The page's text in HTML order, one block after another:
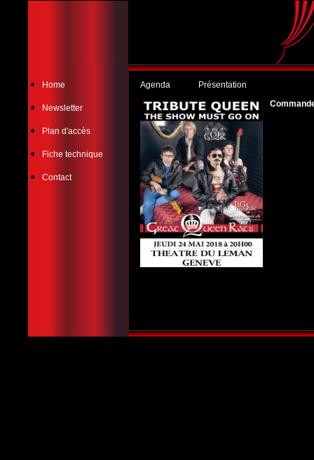
Home
Newsletter
Plan d'accès
Fiche technique
Contact
Agenda
Présentation